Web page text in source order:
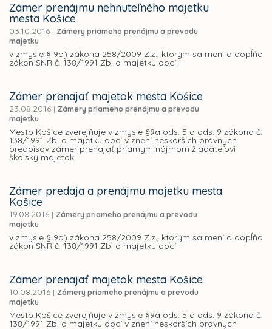
Zámer prenájmu nehnuteľného majetku
mesta Košice
03.10.2016 | Zámery priameho prenájmu a prevodu
majetku
v zmysle § 9a) zákona 258/2009 Z.z., ktorým sa mení a dopĺňa
zákon SNR č. 138/1991 Zb. o majetku obcí
Zámer prenajať majetok mesta Košice
23.08.2016 | Zámery priameho prenájmu a prevodu
majetku
Mesto Košice zverejňuje v zmysle §9a ods. 5 a ods. 9 zákona č.
138/1991 Zb. o majetku obcí v znení neskorších právnych
predpisov zámer prenajať priamym nájmom žiadateľovi
školský majetok
Zámer predaja a prenájmu majetku mesta
Košice
19.08.2016 | Zámery priameho prenájmu a prevodu
majetku
v zmysle § 9a) zákona 258/2009 Z.z., ktorým sa mení a dopĺňa
zákon SNR č. 138/1991 Zb. o majetku obcí
Zámer prenajať majetok mesta Košice
10.08.2016 | Zámery priameho prenájmu a prevodu
majetku
Mesto Košice zverejňuje v zmysle §9a ods. 5 a ods. 9 zákona č.
138/1991 Zb. o majetku obcí v znení neskorších právnych